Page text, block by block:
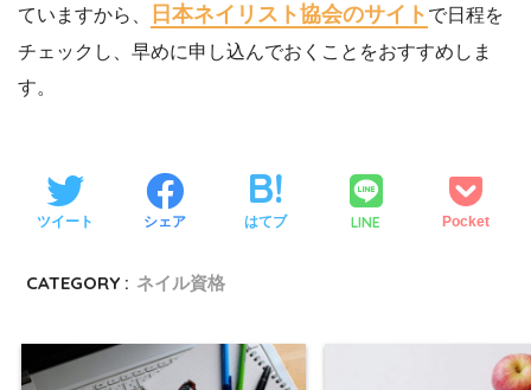
ていますから、
日本ネイリスト協会のサイト で日程を
チェックし、早めに申し込んでおくことをおすすめしま
す。
ツイート シェア はてブ LINE Pocket
CATEGORY : ネイル資格